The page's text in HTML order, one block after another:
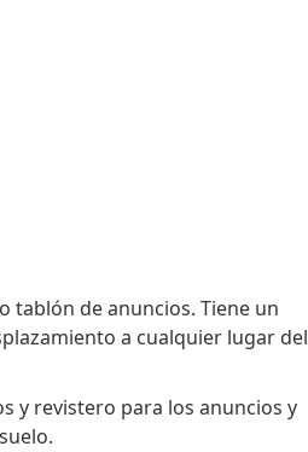
tablón de anuncios. Tiene un
a cualquier lugar del
y revistero para los anuncios y